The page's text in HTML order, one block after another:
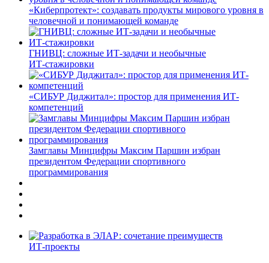
«Киберпротект»: создавать продукты мирового уровня в
человечной и понимающей команде
ГНИВЦ: сложные ИТ‑задачи и необычные
ИТ‑стажировки
«СИБУР Диджитал»: простор для применения ИТ-
компетенций
Замглавы Минцифры Максим Паршин избран
президентом Федерации спортивного
программирования
ИТ-проекты